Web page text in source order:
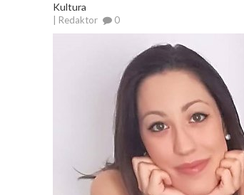
Kultura
| Redaktor 0